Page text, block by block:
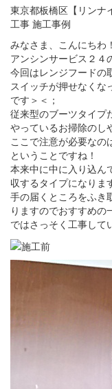
東京都板橋区【リンナ
工事 施工事例
みなさま、こんにちわ！
アンシンサービス２４
今回はレンジフードの
スイッチが押せなくな
です＞＜；
従来型のブーツタイプ
やっているお掃除のし
ここで注意が必要なの
ということですね！
本来中に中に入り込ん
収するタイプになりま
手の届くところをふき
りますのでおすすめの
ではさっそく工事して